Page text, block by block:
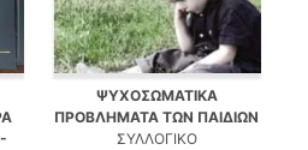
ΨΥΧΟΣΩΜΑΤΙΚΑ
ΠΡΟΒΛΗΜΑΤΑ ΤΩΝ ΠΑΙΔΙΩΝ
ΣΥΛΛΟΓΙΚΟ